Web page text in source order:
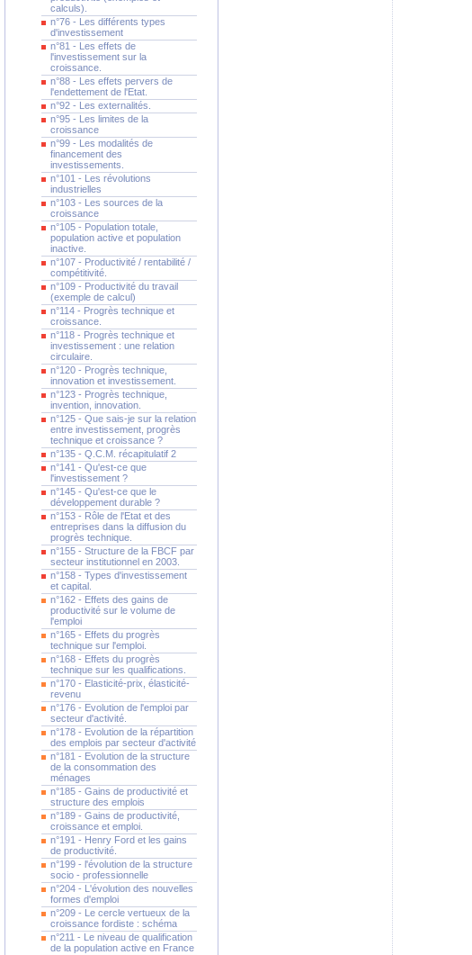
calculs).
n°76 - Les différents types
d'investissement
n°81 - Les effets de
l'investissement sur la
croissance.
n°88 - Les effets pervers de
l'endettement de l'Etat.
n°92 - Les externalités.
n°95 - Les limites de la
croissance
n°99 - Les modalités de
financement des
investissements.
n°101 - Les révolutions
industrielles
n°103 - Les sources de la
croissance
n°105 - Population totale,
population active et population
inactive.
n°107 - Productivité / rentabilité /
compétitivité.
n°109 - Productivité du travail
(exemple de calcul)
n°114 - Progrès technique et
croissance.
n°118 - Progrès technique et
investissement : une relation
circulaire.
n°120 - Progrès technique,
innovation et investissement.
n°123 - Progrès technique,
invention, innovation.
n°125 - Que sais-je sur la relation
entre investissement, progrès
technique et croissance ?
n°135 - Q.C.M. récapitulatif 2
n°141 - Qu'est-ce que
l'investissement ?
n°145 - Qu'est-ce que le
développement durable ?
n°153 - Rôle de l'Etat et des
entreprises dans la diffusion du
progrès technique.
n°155 - Structure de la FBCF par
secteur institutionnel en 2003.
n°158 - Types d'investissement
et capital.
n°162 - Effets des gains de
productivité sur le volume de
l'emploi
n°165 - Effets du progrès
technique sur l'emploi.
n°168 - Effets du progrès
technique sur les qualifications.
n°170 - Elasticité-prix, élasticité-
revenu
n°176 - Evolution de l'emploi par
secteur d'activité.
n°178 - Evolution de la répartition
des emplois par secteur d'activité
n°181 - Evolution de la structure
de la consommation des
ménages
n°185 - Gains de productivité et
structure des emplois
n°189 - Gains de productivité,
croissance et emploi.
n°191 - Henry Ford et les gains
de productivité.
n°199 - l'évolution de la structure
socio - professionnelle
n°204 - L'évolution des nouvelles
formes d'emploi
n°209 - Le cercle vertueux de la
croissance fordiste : schéma
n°211 - Le niveau de qualification
de la population active en France